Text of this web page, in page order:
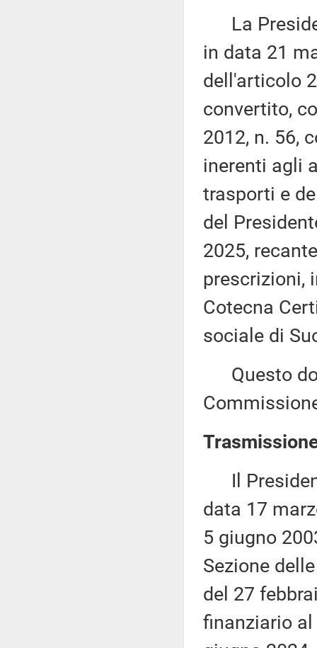
La
in data 21
dell'articolo
convertito,
2012, n. 56,
inerenti agli
trasporti e
del
2025,
prescrizioni,
Cotecna
sociale di
Questo
Il
data 17
5 giugno
Sezione
del 27
finanziario al